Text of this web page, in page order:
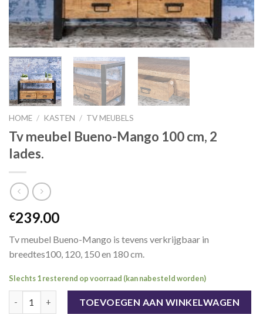
HOME / KASTEN / TV MEUBELS
Tv meubel Bueno-Mango 100 cm, 2
lades.
€239.00
Tv meubel Bueno-Mango is tevens verkrijgbaar in
breedtes100, 120, 150 en 180 cm.
Slechts 1 resterend op voorraad (kan nabesteld worden)
TOEVOEGEN AAN WINKELWAGEN